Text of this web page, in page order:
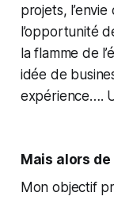
projets,
l’opportunité
la flamme de
idée de
expérience….
Mais alors de
Mon objectif